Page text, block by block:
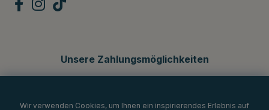
Unsere Zahlungsmöglichkeiten
Wir verwenden Cookies, um Ihnen ein inspirierendes Erlebnis auf